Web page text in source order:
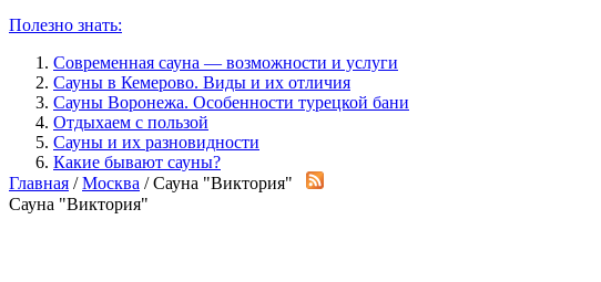
Полезно знать:
Современная сауна — возможности и услуги
Сауны в Кемерово. Виды и их отличия
Сауны Воронежа. Особенности турецкой бани
Отдыхаем с пользой
Сауны и их разновидности
Какие бывают сауны?
Главная /Москва / Сауна "Виктория"
Сауна "Виктория"